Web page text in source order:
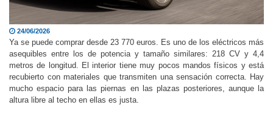
24/06/2026
Ya se puede comprar desde 23 770 euros. Es uno de los eléctricos más
asequibles entre los de potencia y tamaño similares: 218 CV y 4,4
metros de longitud. El interior tiene muy pocos mandos físicos y está
recubierto con materiales que transmiten una sensación correcta. Hay
mucho espacio para las piernas en las plazas posteriores, aunque la